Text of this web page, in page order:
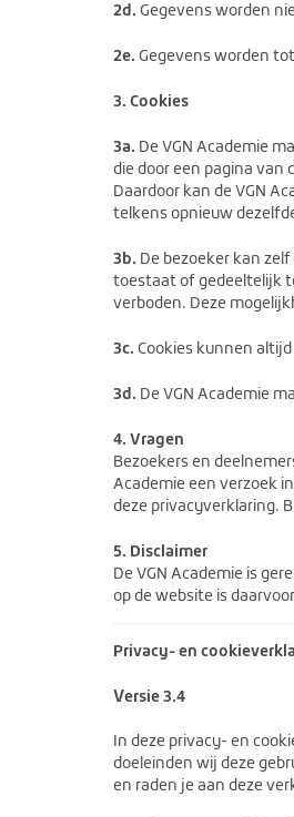
2d. Gegevens worden
2e. Gegevens worden
3. Cookies
3a. De VGN Academie
die door een pagina van
Daardoor kan de VGN
telkens opnieuw
3b. De bezoeker kan
toestaat of gedeeltelijk
verboden. Deze
3c. Cookies kunnen
3d. De VGN Academie
4. Vragen
Bezoekers en
Academie een verzoek
deze privacyverklaring.
5. Disclaimer
De VGN Academie is
op de website is
Privacy- en
Versie 3.4
In deze privacy- en
doeleinden wij deze
en raden je aan deze